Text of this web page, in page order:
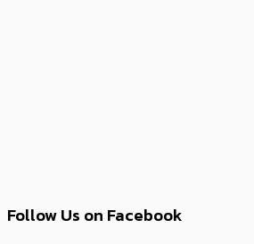
Follow Us on Facebook